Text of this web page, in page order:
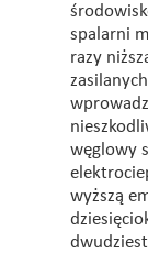
spalarni
razy
węglowy
wyższą